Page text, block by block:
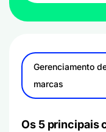
Gerenciamento
marcas
Os 5 principais